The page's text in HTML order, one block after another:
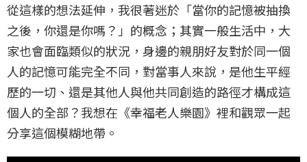
從這樣的想法延伸，我很著迷於「當你的記憶被抽換
之後，你還是你嗎？」的概念；其實一般生活中，大
家也會面臨類似的狀況，身邊的親朋好友對於同一個
人的記憶可能完全不同，對當事人來說，是他生平經
歷的一切、還是其他人與他共同創造的路徑才構成這
個人的全部？我想在《幸福老人樂園》裡和觀眾一起
分享這個模糊地帶。